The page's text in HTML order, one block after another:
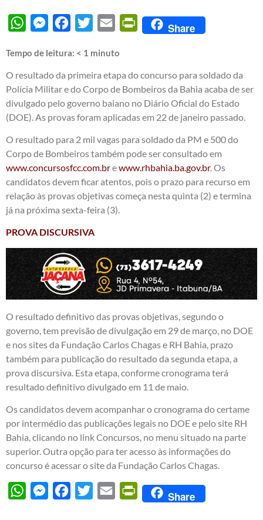
WhatsAppMessengerFacebook
Twitter Email PrintFriendly
Share
Tempo de leitura: < 1 minuto
O resultado da primeira etapa do concurso para soldado da
Polícia Militar e do Corpo de Bombeiros da Bahia acaba de ser
divulgado pelo governo baiano no Diário Oficial do Estado
(DOE). As provas foram aplicadas em 22 de janeiro passado.
O resultado para 2 mil vagas para soldado da PM e 500 do
Corpo de Bombeiros também pode ser consultado em
www.concursosfcc.com.brewww.rhbahia.ba.gov.br. Os
candidatos devem ficar atentos, pois o prazo para recurso em
relação às provas objetivas começa nesta quinta (2) e termina
já na próxima sexta-feira (3).
PROVA DISCURSIVA
O resultado definitivo das provas objetivas, segundo o
governo, tem previsão de divulgação em 29 de março, no DOE
e nos sites da Fundação Carlos Chagas e RH Bahia, prazo
também para publicação do resultado da segunda etapa, a
prova discursiva. Esta etapa, conforme cronograma terá
resultado definitivo divulgado em 11 de maio.
Os candidatos devem acompanhar o cronograma do certame
por intermédio das publicações legais no DOE e pelo site RH
Bahia, clicando no link Concursos, no menu situado na parte
superior. Outra opção para ter acesso às informações do
concurso é acessar o site da Fundação Carlos Chagas.
WhatsAppMessengerFacebook
Twitter Email PrintFriendly
Share